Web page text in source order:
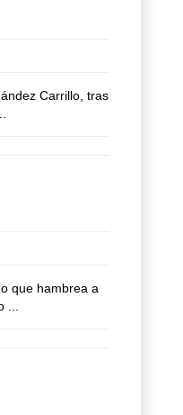
Carrillo, tras
que hambrea a